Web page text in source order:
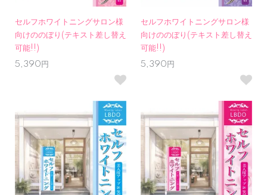
セルフホワイトニングサロン様
向けののぼり(テキスト差し替え
可能!!)
5,390円
セルフホワイトニングサロン様
向けののぼり(テキスト差し替え
可能!!)
5,390円